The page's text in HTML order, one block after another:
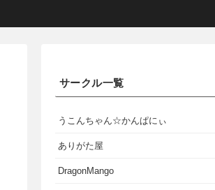
サークル一覧
うこんちゃん☆かんぱにぃ
ありがた屋
DragonMango